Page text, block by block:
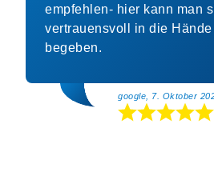
empfehlen- hier kann man
vertrauensvoll in die
begeben.
google, 7. Oktober